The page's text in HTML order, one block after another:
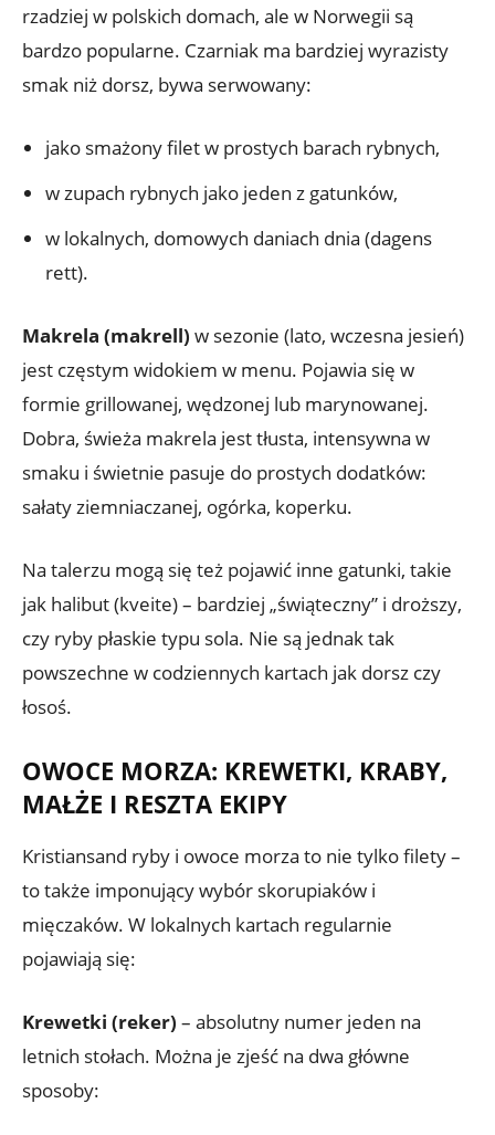
rzadziej w polskich domach, ale w Norwegii są
bardzo popularne. Czarniak ma bardziej wyrazisty
smak niż dorsz, bywa serwowany:
jako smażony filet w prostych barach rybnych,
w zupach rybnych jako jeden z gatunków,
w lokalnych, domowych daniach dnia (dagens
rett).
Makrela (makrell) w sezonie (lato, wczesna jesień)
jest częstym widokiem w menu. Pojawia się w
formie grillowanej, wędzonej lub marynowanej.
Dobra, świeża makrela jest tłusta, intensywna w
smaku i świetnie pasuje do prostych dodatków:
sałaty ziemniaczanej, ogórka, koperku.
Na talerzu mogą się też pojawić inne gatunki, takie
jak halibut (kveite) – bardziej „świąteczny” i droższy,
czy ryby płaskie typu sola. Nie są jednak tak
powszechne w codziennych kartach jak dorsz czy
łosoś.
OWOCE MORZA: KREWETKI, KRABY,
MAŁŻE I RESZTA EKIPY
Kristiansand ryby i owoce morza to nie tylko filety –
to także imponujący wybór skorupiaków i
mięczaków. W lokalnych kartach regularnie
pojawiają się:
Krewetki (reker) – absolutny numer jeden na
letnich stołach. Można je zjeść na dwa główne
sposoby: